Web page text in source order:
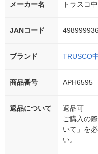
メーカー名 トラスコ
JANコード
ブランド TRUSCO
商品番号 APH6595
返品について
返品可
ご購入の
いて」を
い。